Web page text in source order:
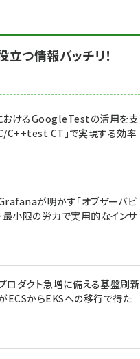
つ情報バッチリ！
おけるGoogleTestの活用を支
C++test CT」で実現する効率
が明かす「オブザーバビ
最小限の労力で実用的なインサ
ロダクト急増に備える基盤刷新
ECSからEKSへの移行で得た